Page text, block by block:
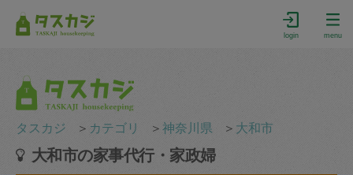
login menu
タスカジ ＞ カテゴリ ＞神奈川県 ＞ 大和市
大和市の家事代行・家政婦